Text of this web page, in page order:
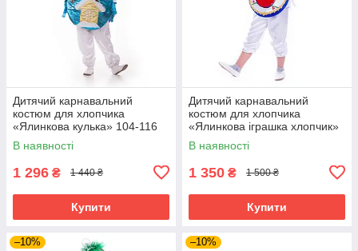
Дитячий карнавальний
костюм для хлопчика
«Ялинкова кулька» 104-116
см, біло-блакитний
В наявності
1 296 ₴ 1 440 ₴
Купити
Дитячий карнавальний
костюм для хлопчика
«Ялинкова іграшка хлопчик»
115-125 см, синій
В наявності
1 350 ₴ 1 500 ₴
Купити
–10% –10%